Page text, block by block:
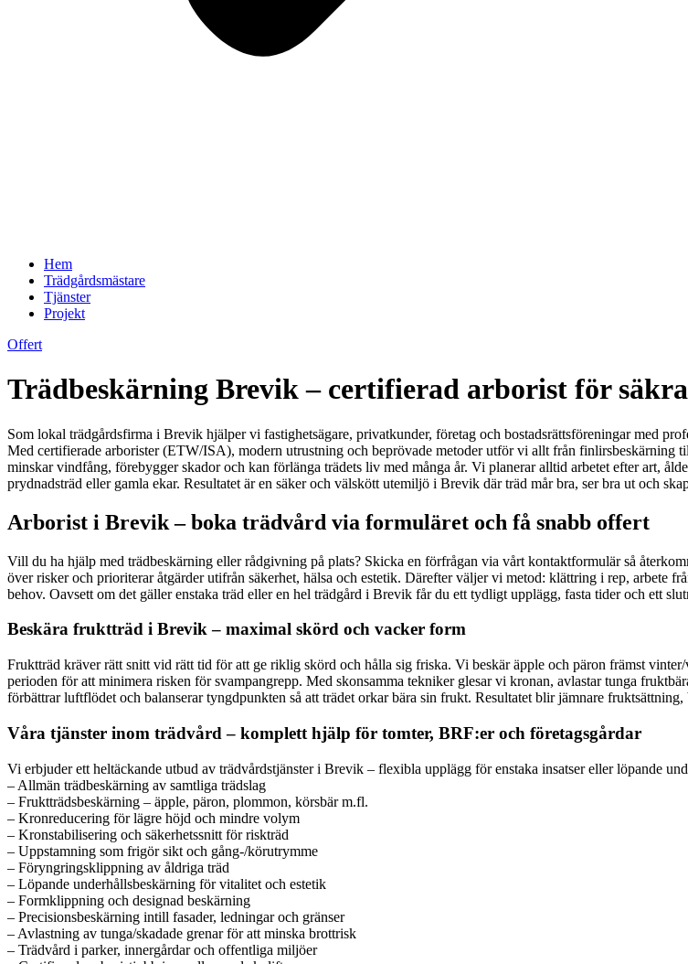
Hem
Trädgårdsmästare
Tjänster
Projekt
Offert
Trädbeskärning Brevik – certifierad arborist för
Som lokal trädgårdsfirma i Brevik hjälper vi fastighetsägare, privatkunder, företag och bostadsrättsföreningar med
Med certifierade arborister (ETW/ISA), modern utrustning och beprövade metoder utför vi allt från finlirsbeskärning
minskar vindfång, förebygger skador och kan förlänga trädets liv med många år. Vi planerar alltid arbetet efter art,
prydnadsträd eller gamla ekar. Resultatet är en säker och välskött utemiljö i Brevik där träd mår bra, ser bra ut och
Arborist i Brevik – boka trädvård via formuläret och få snabb offert
Vill du ha hjälp med trädbeskärning eller rådgivning på plats? Skicka en förfrågan via vårt kontaktformulär så
över risker och prioriterar åtgärder utifrån säkerhet, hälsa och estetik. Därefter väljer vi metod: klättring i rep, arbete
behov. Oavsett om det gäller enstaka träd eller en hel trädgård i Brevik får du ett tydligt upplägg, fasta tider och ett
Beskära fruktträd i Brevik – maximal skörd och vacker form
Fruktträd kräver rätt snitt vid rätt tid för att ge riklig skörd och hålla sig friska. Vi beskär äpple och päron främst
perioden för att minimera risken för svampangrepp. Med skonsamma tekniker glesar vi kronan, avlastar tunga
förbättrar luftflödet och balanserar tyngdpunkten så att trädet orkar bära sin frukt. Resultatet blir jämnare
Våra tjänster inom trädvård – komplett hjälp för tomter, BRF:er och företagsgårdar
Vi erbjuder ett heltäckande utbud av trädvårdstjänster i Brevik – flexibla upplägg för enstaka insatser eller löpande
– Allmän trädbeskärning av samtliga trädslag
– Fruktträdsbeskärning – äpple, päron, plommon, körsbär m.fl.
– Kronreducering för lägre höjd och mindre volym
– Kronstabilisering och säkerhetssnitt för riskträd
– Uppstamning som frigör sikt och gång-/körutrymme
– Föryngringsklippning av åldriga träd
– Löpande underhållsbeskärning för vitalitet och estetik
– Formklippning och designad beskärning
– Precisionsbeskärning intill fasader, ledningar och gränser
– Avlastning av tunga/skadade grenar för att minska brottrisk
– Trädvård i parker, innergårdar och offentliga miljöer